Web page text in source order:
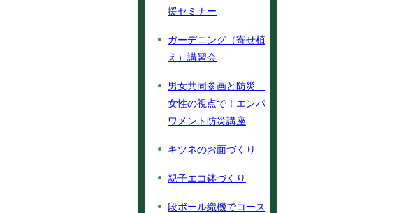
援セミナー
ガーデニング（寄せ植
え）講習会
男女共同参画と防災
女性の視点で！エンパ
ワメント防災講座
キツネのお面づくり
親子エコ鉢づくり
段ボール織機でコース